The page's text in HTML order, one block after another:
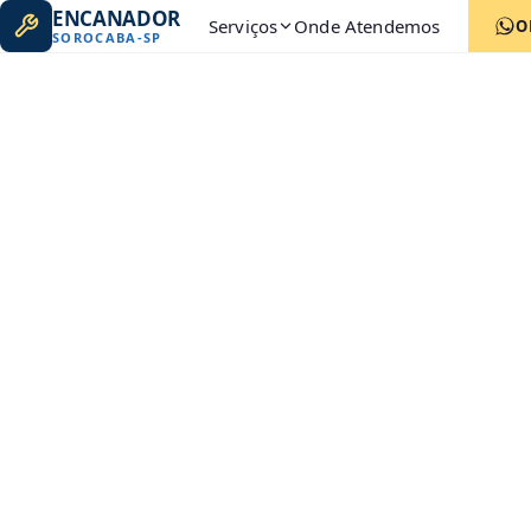
ENCANADOR
SOROCABA-SP Serviços Onde Atendemos